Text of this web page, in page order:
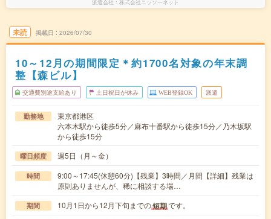
派遣会社 株式会社ニッソーネット
未読 掲載日 2026/07/30
10～12月の期間限定＊約1700名対象の年末調
整【森ビル】
交通費別途支給あり 土日祝日が休み WEB登録OK 派遣
勤務地
東京都港区
六本木駅から徒歩5分／麻布十番駅から徒歩15分／乃木坂駅
から徒歩15分
曜日頻度 週5日（月～金）
時間
9:00～17:45(休憩60分)【残業】3時間／月間【詳細】残業は
原則ありませんが、稀に相談する場…
期間 10月1日から12月下旬までの短期です。